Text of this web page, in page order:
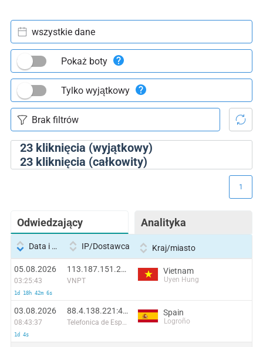
23kliknięcia (wyjątkowy)
23kliknięcia (całkowity)
wszystkie dane
Pokaż boty
Tylko wyjątkowy
Odwiedzający Analityka
1
Data i godzina IP/Dostawca Kraj/miasto
05.08.2026
03:25:43
1d 18h 42m 6s
113.187.151.220:59203
VNPT
Vietnam
Uyen Hung
03.08.2026
08:43:37
1d 4s
88.4.138.221:48668
Telefonica de Espana SAU
Spain
Logroño